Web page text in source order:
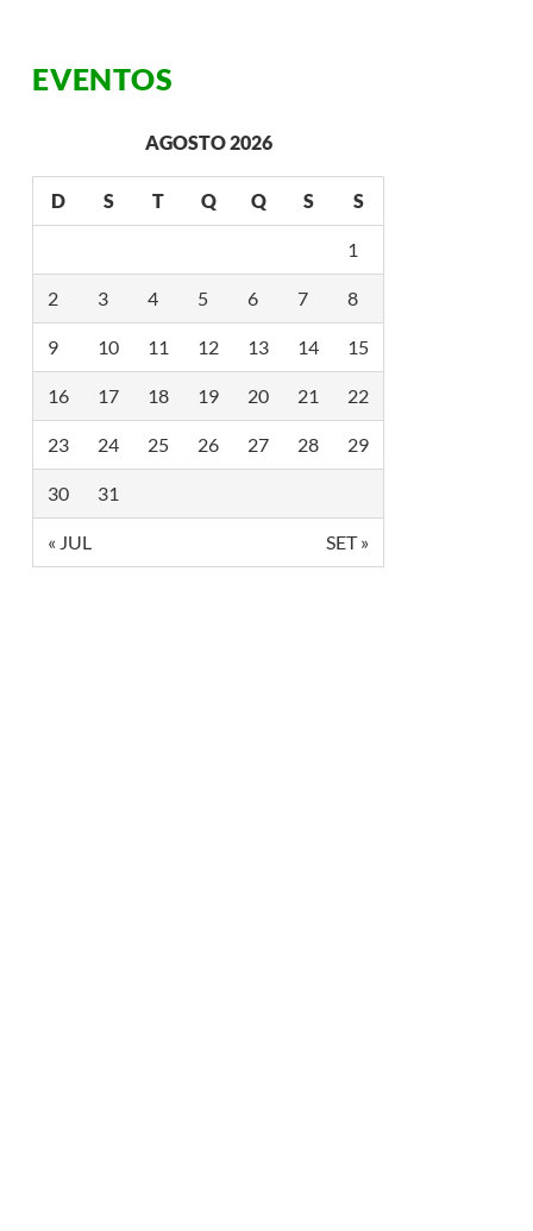
EVENTOS
AGOSTO 2026
D S T Q Q S S
1
2 3 4 5 6 7 8
9 10 11 12 13 14 15
16 17 18 19 20 21 22
23 24 25 26 27 28 29
30 31
« JUL SET »